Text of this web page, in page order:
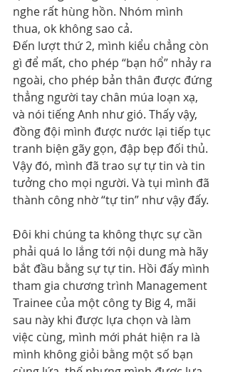
nghe rất hùng hồn. Nhóm mình
thua, ok không sao cả.
Đến lượt thứ 2, mình kiểu chẳng còn
gì để mất, cho phép “bạn hổ” nhảy ra
ngoài, cho phép bản thân được đứng
thẳng người tay chân múa loạn xạ,
và nói tiếng Anh như gió. Thấy vậy,
đồng đội mình được nước lại tiếp tục
tranh biện gãy gọn, đập bẹp đối thủ.
Vậy đó, mình đã trao sự tự tin và tin
tưởng cho mọi người. Và tụi mình đã
thành công nhờ “tự tin” như vậy đấy.
Đôi khi chúng ta không thực sự cần
phải quá lo lắng tới nội dung mà hãy
bắt đầu bằng sự tự tin. Hồi đấy mình
tham gia chương trình Management
Trainee của một công ty Big 4, mãi
sau này khi được lựa chọn và làm
việc cùng, mình mới phát hiện ra là
mình không giỏi bằng một số bạn